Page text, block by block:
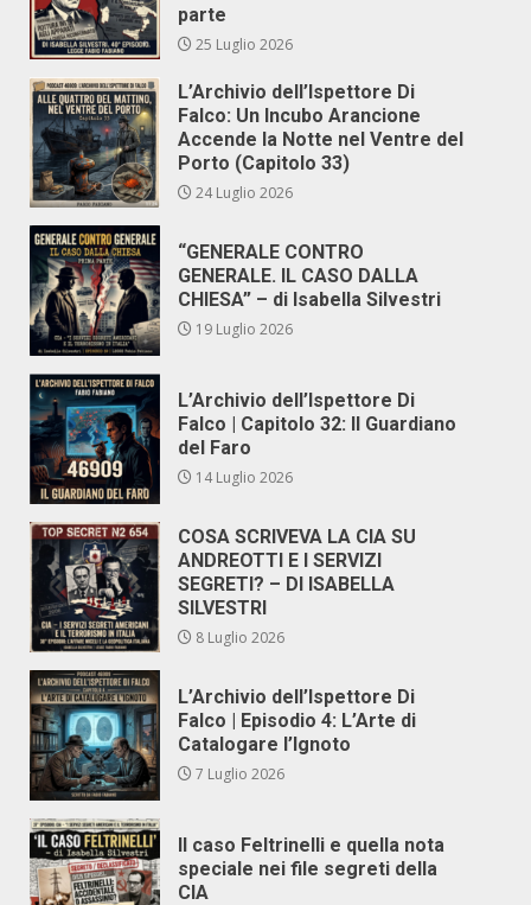
parte
25 Luglio 2026
L’Archivio dell’Ispettore Di
Falco: Un Incubo Arancione
Accende la Notte nel Ventre del
Porto (Capitolo 33)
24 Luglio 2026
“GENERALE CONTRO
GENERALE. IL CASO DALLA
CHIESA” – di Isabella Silvestri
19 Luglio 2026
L’Archivio dell’Ispettore Di
Falco | Capitolo 32: Il Guardiano
del Faro
14 Luglio 2026
COSA SCRIVEVA LA CIA SU
ANDREOTTI E I SERVIZI
SEGRETI? – DI ISABELLA
SILVESTRI
8 Luglio 2026
L’Archivio dell’Ispettore Di
Falco | Episodio 4: L’Arte di
Catalogare l’Ignoto
7 Luglio 2026
Il caso Feltrinelli e quella nota
speciale nei file segreti della
CIA